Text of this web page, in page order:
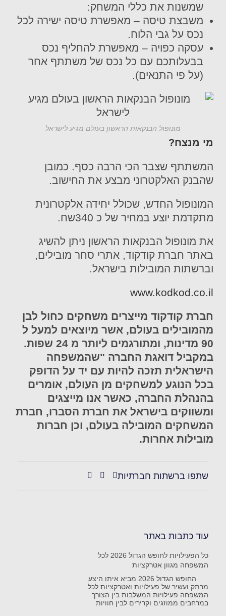
שמשנות את כללי המשחק:
משבצת טיסה – מאפשרת טיסה ישירה לכל
נכס על גבי הלוח.
עסקה כפויה – מאפשרת להחליף נכס
בבעלותכם עם כל נכס של משתתף אחר
(על פי התנאים).
מונופול הבנקאות הראשון בעולם מגיע לישראל
מי מנצח?
המשתתף שצבר הכי הרבה כסף. כמובן
שהבנק האלקטרוני מבצע את החישוב.
המונופול החדש, שכולל יחידה אלקטרונית
מתקדמת יוצע במחיר של כ 340שח.
את מונופול הבנקאות הראשון ניתן להשיג
באתר חברת קודקוד, אתרי סחר מובילים,
וברשתות המובילות בישראל.
www.kodkod.co.il
חברת קודקוד מייצרים משחקים כחול לבן
מהמובילים בעולם, אשר מיוצאים למעל ל
90 מדינות, ומתורגמים ליותר מ 24 שפות.
במקביל דואגת החברה "שהמשפחה
הישראלית תזכה להיות עם יד על הדופק
בכל הנוגע למשחקים מן העולם, אומרים
בהנהלת החברה, כאשר אנו מייצגים
ומשווקים בישראל את חברת הסברו, חברת
המשחקים המובילה בעולם, וכן חברות
מובילות אחרות.
שתפו ברשתות חברתיות
עוד כתבות באתר
כל הפעילויות לחופש הגדול 2026 לכל
המשפחה מגוון אטרקציות
החופש הגדול 2026 מביא איתו היצע
מרתק ועשיר של פעילויות ואטרקציות לכל
המשפחה פעילויות המשלבות בין הצורך
במרחבים ממוזגים וקרירים לבין חוויות